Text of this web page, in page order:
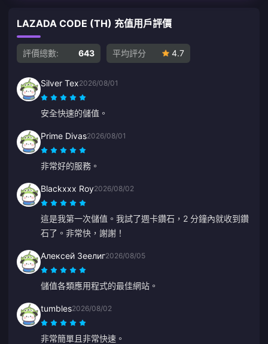
LAZADA CODE (TH) 充值用戶評價
評價總數: 643 平均評分 4.7
Silver Tex2026/08/01
安全快速的儲值。
Prime Divas2026/08/01
非常好的服務。
Blackxxx Roy2026/08/02
這是我第一次儲值。我試了週卡鑽石，2 分鐘內就收到鑽
石了。非常快，謝謝！
Алексей Зеелиг2026/08/05
儲值各類應用程式的最佳網站。
tumbles2026/08/02
非常簡單且非常快速。